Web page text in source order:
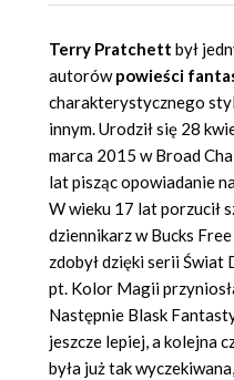
Terry Pratchett był
autorówpowieści
charakterystycznego
innym. Urodził się 28
marca 2015 w Broad
lat pisząc opowiadanie
W wieku 17 lat porzucił
dziennikarz w Bucks
zdobył dzięki serii Świat
pt. Kolor Magii
Następnie Blask
jeszcze lepiej, a kolejna
była już tak